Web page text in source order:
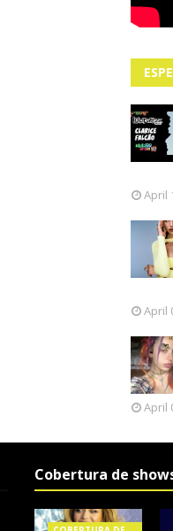
April
April
April
Cobertura de